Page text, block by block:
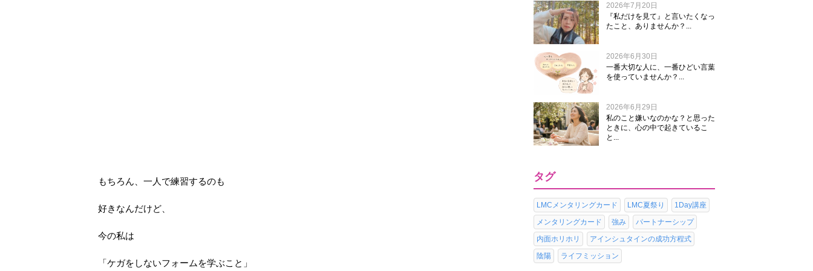
もちろん、一人で練習するのも
好きなんだけど、
今の私は
「ケガをしないフォームを学ぶこと」
2026年7月20日
『私だけを見て』と言いたくなっ
たこと、ありませんか？...
2026年6月30日
一番大切な人に、一番ひどい言葉
を使っていませんか？...
2026年6月29日
私のこと嫌いなのかな？と思った
ときに、心の中で起きているこ
と...
タグ
LMCメンタリングカード LMC夏祭り
1Day講座
メンタリングカード
強み
パートナーシップ
内面ホリホリ
アインシュタインの成功方程式
陰陽
ライフミッション